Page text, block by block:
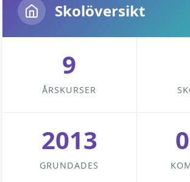
Skolöversikt
9
ÅRSKURSER
2013
GRUNDADES